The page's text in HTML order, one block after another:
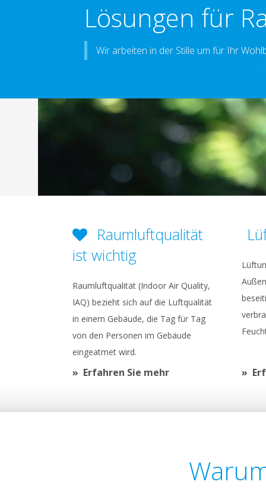
Lösungen für
Wir arbeiten in der Stille um für Ihr
Raumluftqualität
ist wichtig
Raumluftqualität (Indoor Air Quality,
IAQ) bezieht sich auf die Luftqualität
in einem Gebäude, die Tag für Tag
von den Personen im Gebäude
eingeatmet wird.
Erfahren Sie mehr